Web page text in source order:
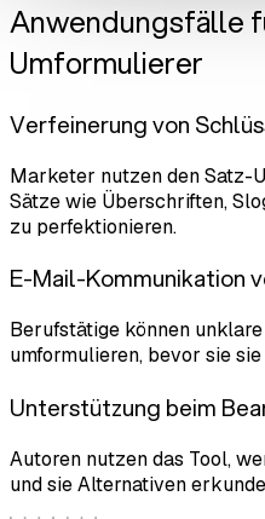
Anwendungsfälle
Umformulierer
Verfeinerung von
Marketer nutzen den Satz-
Sätze wie Überschriften,
zu perfektionieren.
E-Mail-Kommunikation
Berufstätige können
umformulieren, bevor sie sie
Unterstützung beim
Autoren nutzen das Tool,
und sie Alternativen